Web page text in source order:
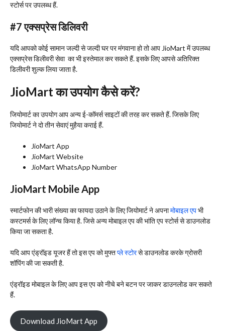
स्टोर्स पर उपलब्ध हैं.
#7एक्सप्रेस डिलिवरी
यदि आपको कोई सामान जल्दी से जल्दी घर पर मंगवाना हो तो आप JioMart में उपलब्ध
एक्सप्रेस डिलीवरी सेवा का भी इस्तेमाल कर सकते हैं. इसके लिए आपसे अतिरिक्त
डिलीवरी शुल्क लिया जाता है.
JioMartका उपयोग कैसे करें?
जियोमार्ट का उपयोग आप अन्य ई-कॉमर्स साइटों की तरह कर सकते हैं. जिसके लिए
जियोमार्ट ने दो तीन सेवाएं मुहैया कराई हैं.
JioMart App
JioMart Website
JioMart WhatsApp Number
JioMart Mobile App
स्मार्टफोन की भारी संख्या का फायदा उठाने के लिए जियोमार्ट ने अपनामोबाइल एपभी
कस्टमर्स के लिए लॉन्च किया है. जिसे अन्य मोबाइल एप की भांति एप स्टोर्स से डाउनलोड
किया जा सकता है.
यदि आप एंड्रॉइड यूजर हैं तो इस एप को मुफ्तप्ले स्टोरसे डाउनलोड करके ग्रोसरी
शॉपिंग की जा सकती है.
एंड्रॉइड मोबाइल के लिए आप इस एप को नीचे बने बटन पर जाकर डाउनलोड कर सकते
हैं.
Download JioMart App